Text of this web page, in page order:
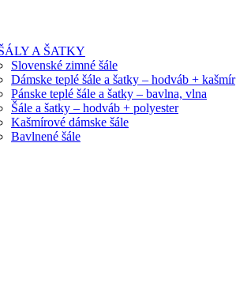
A ŠATKY
Slovenské zimné šále
Dámske teplé šále a šatky – hodváb + kašmír
Pánske teplé šále a šatky – bavlna, vlna
Šále a šatky – hodváb + polyester
Kašmírové dámske šále
Bavlnené šále